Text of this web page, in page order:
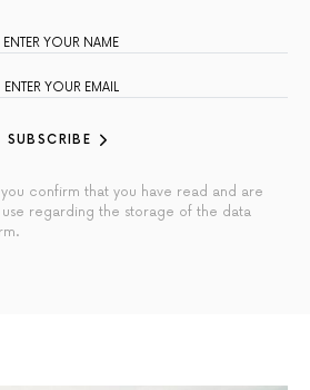
SUBSCRIBE
confirm that you have read and are
regarding the storage of the data